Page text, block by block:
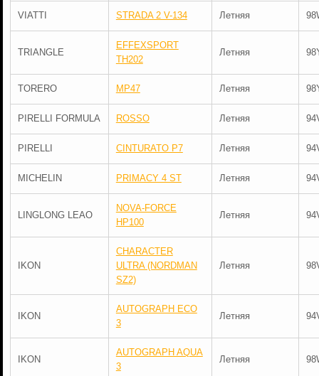
VIATTI STRADA 2 V-134 Летняя
TRIANGLE
EFFEXSPORT
TH202
Летняя
TORERO MP47 Летняя
PIRELLI FORMULA ROSSO Летняя
PIRELLI CINTURATO P7 Летняя
MICHELIN PRIMACY 4 ST Летняя
LINGLONG LEAO
NOVA-FORCE
HP100
Летняя
IKON
CHARACTER
ULTRA (NORDMAN
SZ2)
Летняя
IKON
AUTOGRAPH ECO
3
Летняя
IKON
AUTOGRAPH AQUA
3
Летняя